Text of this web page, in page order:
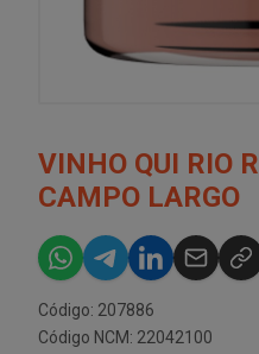
VINHO QUI RIO
CAMPO LARGO
Código: 207886
Código NCM: 22042100